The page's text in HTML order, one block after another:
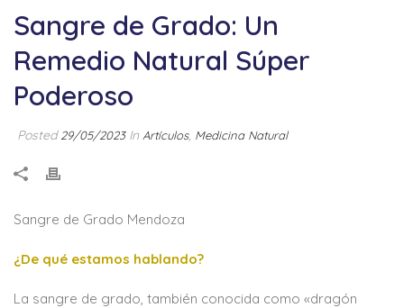
Sangre de Grado: Un
Remedio Natural Súper
Poderoso
Posted 29/05/2023In Artículos, Medicina Natural
Sangre de Grado Mendoza
¿De qué estamos hablando?
La sangre de grado, también conocida como «dragón